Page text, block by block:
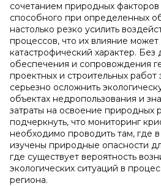
сочетанием природных факторов
способного при определенных
настолько резко усилить
процессов, что их влияние может
катастрофический характер. Без
обеспечения и сопровождения
проектных и строительных работ
серьезно осложнить
объектах недропользования и
затраты на освоение природных
подчеркнуть, что мониторинг
необходимо проводить там, где
изучены природные опасности
где существует вероятность
экологических ситуаций в
региона.